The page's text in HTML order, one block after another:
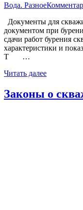
Вода. Разное
Документы для
документом при
сдачи работ бурения
Т …
Читать далее
Законы о